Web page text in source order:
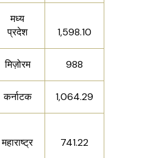
मध्य
प्रदेश
1,598.10
मिज़ोरम 988
कर्नाटक 1,064.29
महाराष्ट्र 741.22